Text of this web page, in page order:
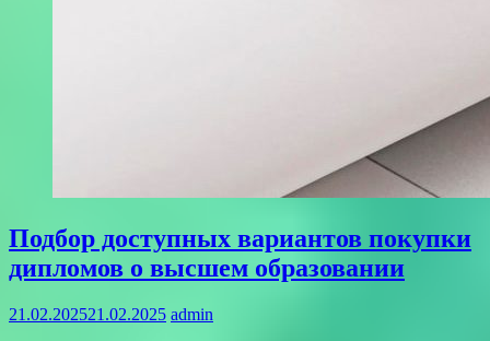
Подбор доступных вариантов покупки
дипломов о высшем образовании
21.02.202521.02.2025 admin